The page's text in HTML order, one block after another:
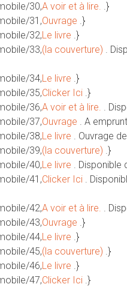
30,A voir et à lire. .}
31,Ouvrage .}
32,Le livre .}
33,(la couverture) .
34,Le livre .}
35,Clicker Ici .}
36,A voir et à lire. .
37,Ouvrage . A
38,Le livre . Ouvrage
39,(la couverture) .}
40,Le livre . Disponible
41,Clicker Ici .
42,A voir et à lire. .
43,Ouvrage .}
44,Le livre .}
45,(la couverture) .}
46,Le livre .}
47,Clicker Ici .}